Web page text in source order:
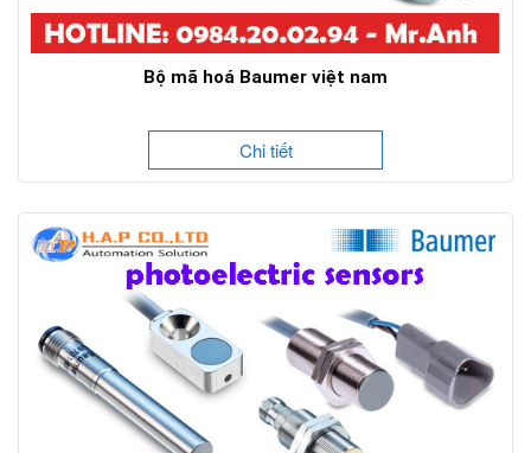
Bộ mã hoá Baumer việt nam
Chi tiết